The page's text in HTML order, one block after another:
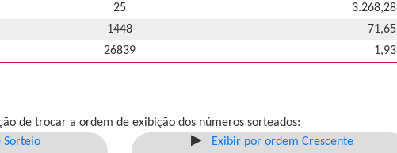
25
3.268,28
1448
71,65
26839 1,93
de trocar a ordem de exibição dos números sorteados:
Sorteio
Exibir por ordem Crescente